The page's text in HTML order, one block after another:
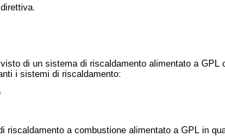
di un sistema di riscaldamento alimentato a
i sistemi di riscaldamento:
riscaldamento a combustione alimentato a GPL in